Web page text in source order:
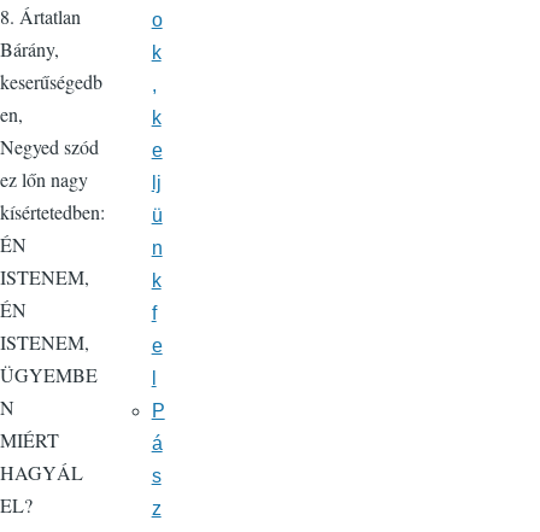
8. Ártatlan
Bárány,
keserűségedb
en,
Negyed szód
ez lőn nagy
kísértetedben:
ÉN
ISTENEM,
ÉN
ISTENEM,
ÜGYEMBE
N
MIÉRT
HAGYÁL
EL?
o
k
,
k
e
lj
ü
n
k
f
e
P
á
s
z